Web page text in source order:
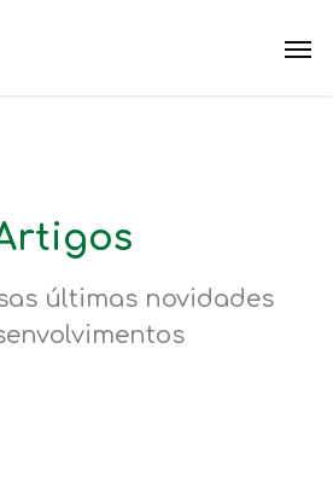
últimas novidades